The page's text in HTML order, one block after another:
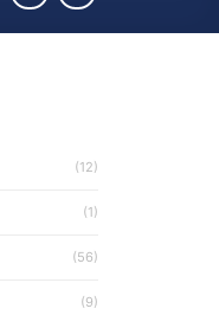
(12)
(1)
(56)
(9)